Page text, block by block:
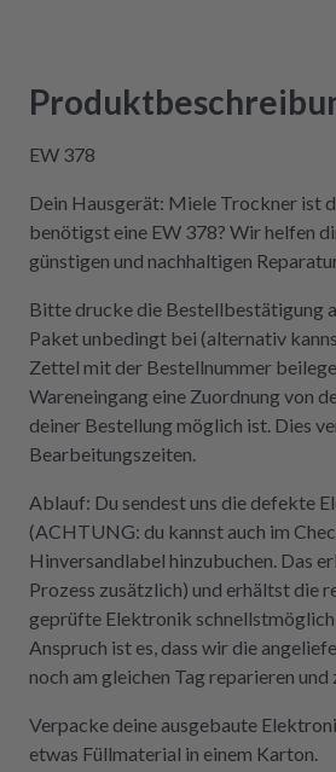
Der Aus- und Einbau der
EW 378
Dein Hausgerät: Miele Trockner ist
benötigst eine EW 378? Wir helfen
günstigen und nachhaltigen
Bitte drucke die Bestellbestätigung
Paket unbedingt bei (alternativ
Zettel mit der Bestellnummer
Wareneingang eine Zuordnung von
deiner Bestellung möglich ist. Dies
Bearbeitungszeiten.
Ablauf: Du sendest uns die defekte
(ACHTUNG: du kannst auch im
Hinversandlabel hinzubuchen. Das
Prozess zusätzlich) und erhältst die
geprüfte Elektronik
Anspruch ist es, dass wir die
noch am gleichen Tag reparieren und
Verpacke deine ausgebaute
etwas Füllmaterial in einem Karton.